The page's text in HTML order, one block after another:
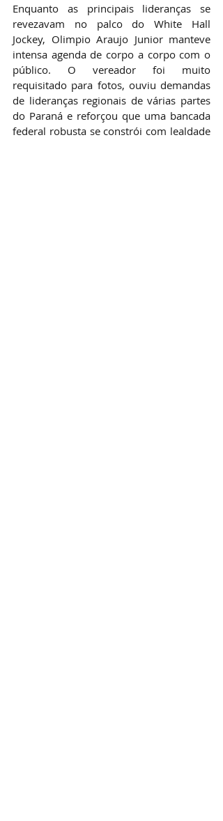
Enquanto as principais lideranças se
revezavam no palco do White Hall
Jockey, Olimpio Araujo Junior manteve
intensa agenda de corpo a corpo com o
público. O vereador foi muito
requisitado para fotos, ouviu demandas
de lideranças regionais de várias partes
do Paraná e reforçou que uma bancada
federal robusta se constrói com lealdade